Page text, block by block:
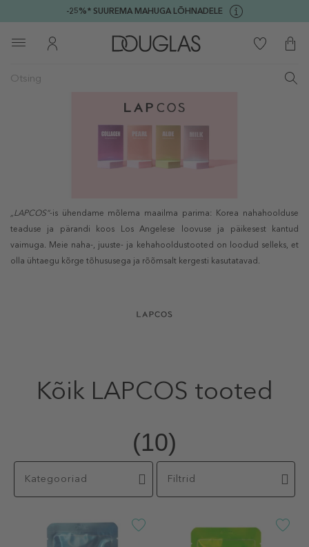
-25%* SUUREMA MAHUGA LÕHNADELE
„LAPCOS“-is ühendame mõlema maailma parima: Korea nahahoolduse
teaduse ja pärandi koos Los Angelese loovuse ja päikesest kantud
vaimuga. Meie naha-, juuste- ja kehahooldustooted on loodud selleks, et
olla ühtaegu kõrge tõhususega ja rõõmsalt kergesti kasutatavad.
Kõik LAPCOS tooted
(10)
Kategooriad Filtrid